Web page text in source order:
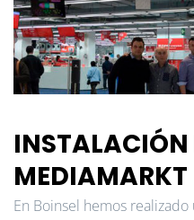
INSTALACIÓN
MEDIAMARKT
En Boinsel hemos